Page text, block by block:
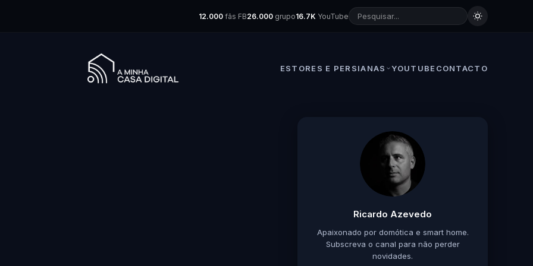
12.000 fãs FB26.000 grupo16.7K YouTube
ESTORES E PERSIANAS YOUTUBE CONTACTO
Ricardo Azevedo
Apaixonado por domótica e smart home.
Subscreva o canal para não perder
novidades.